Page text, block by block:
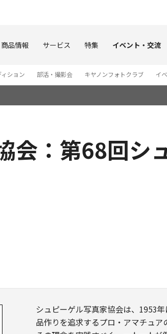
商品情報 サービス 特集 イベント・交流
ション 部活・撮影会 キヤノンフォトクラブ イ
会：第68回シ
シュピーゲル写真家協会は、1953
品作りを追求するプロ・アマチュ